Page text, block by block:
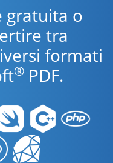
gratuita o
tra
formati
® PDF.